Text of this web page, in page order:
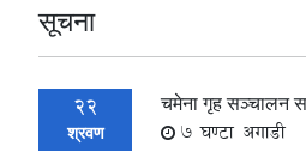
सूचना
22
श्रवण
चमेना गृह सञ्चालन
7 घण्टा अगाडी